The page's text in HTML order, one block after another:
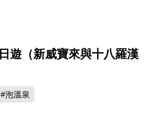
遊（新威寶來與十八羅漢
#泡溫泉